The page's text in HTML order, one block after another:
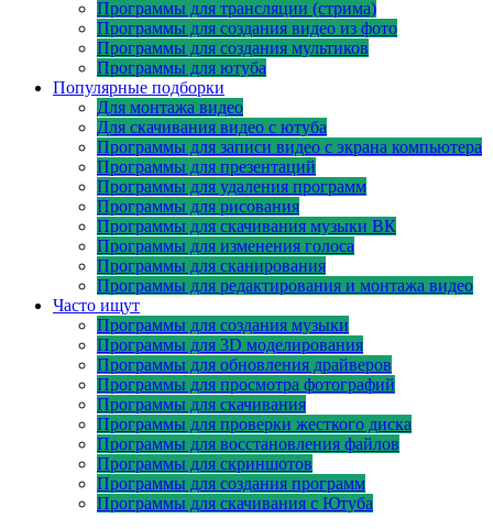
Программы для трансляции (стрима)
Программы для создания видео из фото
Программы для создания мультиков
Программы для ютуба
Популярные подборки
Для монтажа видео
Для скачивания видео с ютуба
Программы для записи видео с экрана компьютера
Программы для презентаций
Программы для удаления программ
Программы для рисования
Программы для скачивания музыки ВК
Программы для изменения голоса
Программы для сканирования
Программы для редактирования и монтажа видео
Часто ищут
Программы для создания музыки
Программы для 3D моделирования
Программы для обновления драйверов
Программы для просмотра фотографий
Программы для скачивания
Программы для проверки жесткого диска
Программы для восстановления файлов
Программы для скриншотов
Программы для создания программ
Программы для скачивания с Ютуба